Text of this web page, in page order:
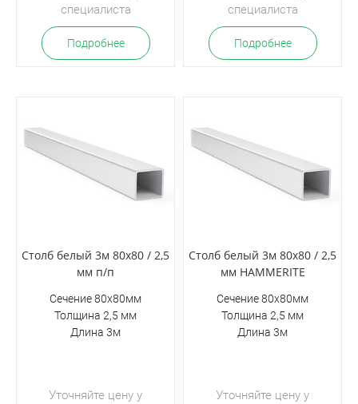
специалиста
Подробнее
специалиста
Подробнее
Столб белый 3м 80х80 / 2,5
мм п/п
Сечение 80х80мм
Толщина 2,5 мм
Длина 3м
Уточняйте цену у
Столб белый 3м 80х80 / 2,5
мм HAMMERITE
Сечение 80х80мм
Толщина 2,5 мм
Длина 3м
Уточняйте цену у